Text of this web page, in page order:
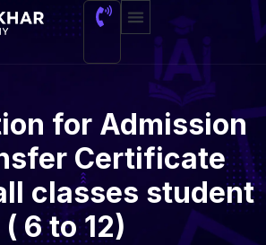
for Admission
Certificate
classes student
( 6 to 12)